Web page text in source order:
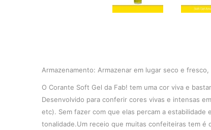
Armazenamento: Armazenar em lugar seco e
O Corante Soft Gel da Fab! tem uma cor viva e
Desenvolvido para conferir cores vivas e intensas
etc). Sem fazer com que elas percam a
tonalidade.Um receio que muitas confeiteiras tem é